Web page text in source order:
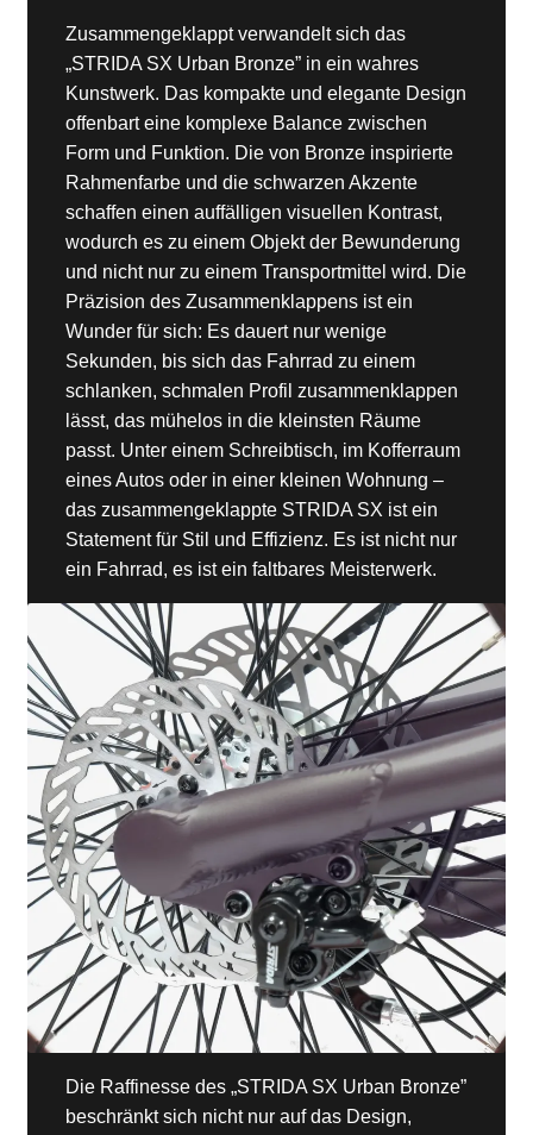
Zusammengeklappt verwandelt sich das
„STRIDA SX Urban Bronze” in ein wahres
Kunstwerk. Das kompakte und elegante Design
offenbart eine komplexe Balance zwischen
Form und Funktion. Die von Bronze inspirierte
Rahmenfarbe und die schwarzen Akzente
schaffen einen auffälligen visuellen Kontrast,
wodurch es zu einem Objekt der Bewunderung
und nicht nur zu einem Transportmittel wird. Die
Präzision des Zusammenklappens ist ein
Wunder für sich: Es dauert nur wenige
Sekunden, bis sich das Fahrrad zu einem
schlanken, schmalen Profil zusammenklappen
lässt, das mühelos in die kleinsten Räume
passt. Unter einem Schreibtisch, im Kofferraum
eines Autos oder in einer kleinen Wohnung –
das zusammengeklappte STRIDA SX ist ein
Statement für Stil und Effizienz. Es ist nicht nur
ein Fahrrad, es ist ein faltbares Meisterwerk.
Die Raffinesse des „STRIDA SX Urban Bronze”
beschränkt sich nicht nur auf das Design,